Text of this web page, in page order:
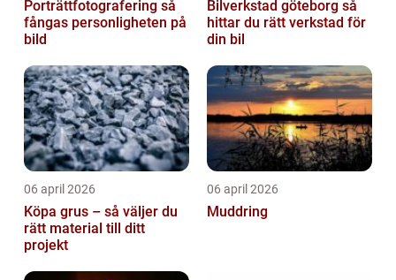
Porträttfotografering så
fångas personligheten på
bild
Bilverkstad göteborg så
hittar du rätt verkstad för
din bil
06 april 2026
Köpa grus – så väljer du
rätt material till ditt
projekt
06 april 2026
Muddring